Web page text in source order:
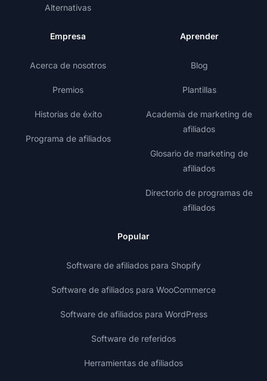
Alternativas
Empresa
Acerca de nosotros
Premios
Historias de éxito
Programa de afiliados
Aprender
Blog
Plantillas
Academia de marketing de
afiliados
Glosario de marketing de
afiliados
Directorio de programas de
afiliados
Popular
Software de afiliados para Shopify
Software de afiliados para WooCommerce
Software de afiliados para WordPress
Software de referidos
Herramientas de afiliados